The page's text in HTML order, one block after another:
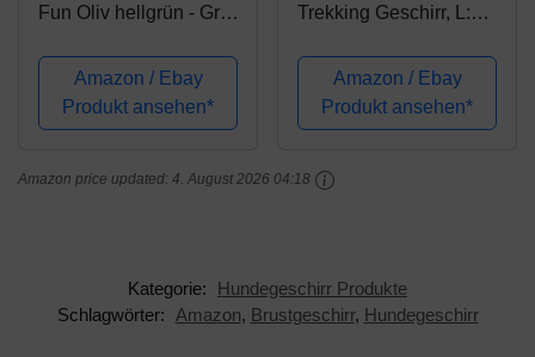
Fun Oliv hellgrün - Gr.
Amazon / Ebay
Produkt ansehen*
Trekking Geschirr, L:
schwarz/Graphit
Amazon / Ebay
Produkt ansehen*
Amazon price updated: 4. August 2026 04:18
Kategorie:
Hundegeschirr Produkte
Schlagwörter:
Amazon, Brustgeschirr, Hundegeschirr